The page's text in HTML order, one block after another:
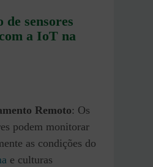
de sensores
a IoT na
Remoto: Os
podem monitorar
as condições do
e culturas